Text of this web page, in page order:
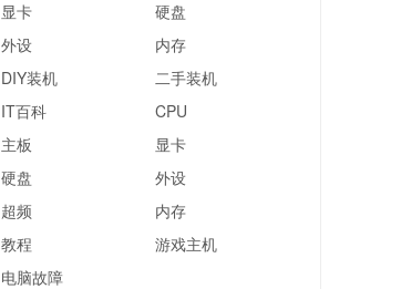
显卡
硬盘
外设
内存
DIY装机
二手装机
IT百科
CPU
主板
显卡
硬盘
外设
超频
内存
教程
游戏主机
电脑故障